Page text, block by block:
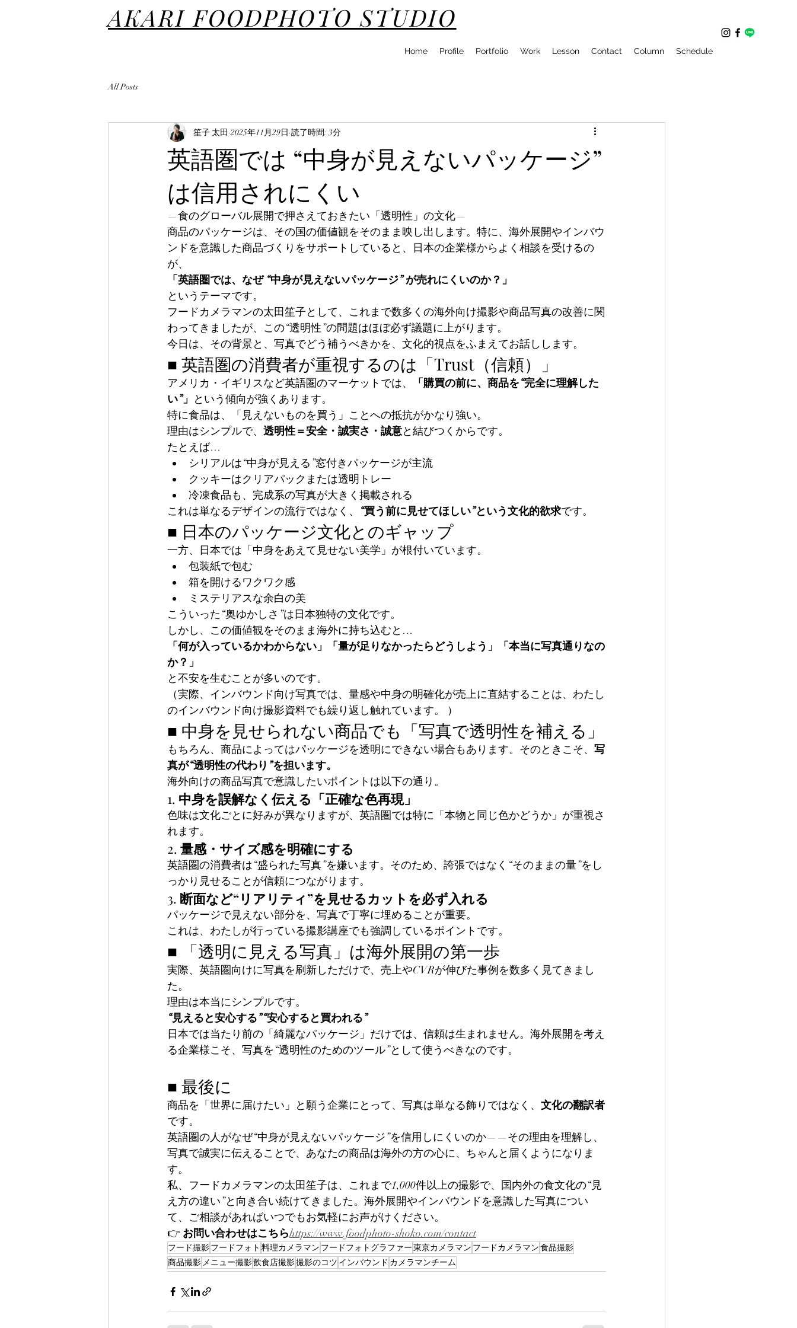
AKARI FOODPHOTO STUDIO
Home Profile Portfolio Work Lesson Contact Column Schedule
All Posts
英語圏では “中身が見えないパッケージ”
は信用されにくい
笙子 太田 2025年11月29日 読了時間: 3分
—食のグローバル展開で押さえておきたい「透明性」の文化—
商品のパッケージは、その国の価値観をそのまま映し出します。特に、海外展開やインバウ
ンドを意識した商品づくりをサポートしていると、日本の企業様からよく相談を受けるの
が、
「英語圏では、なぜ “中身が見えないパッケージ” が売れにくいのか？」
というテーマです。
フードカメラマンの太田笙子として、これまで数多くの海外向け撮影や商品写真の改善に関
わってきましたが、この“透明性”の問題はほぼ必ず議題に上がります。
今日は、その背景と、写真でどう補うべきかを、文化的視点をふまえてお話しします。
■ 英語圏の消費者が重視するのは「Trust（信頼）」
アメリカ・イギリスなど英語圏のマーケットでは、
「購買の前に、商品を“完全に理解した
い”」 という傾向が強くあります。
特に食品は、「見えないものを買う」ことへの抵抗がかなり強い。
理由はシンプルで、 透明性＝安全・誠実さ・誠意と結びつくからです。
たとえば…
シリアルは“中身が見える”窓付きパッケージが主流
クッキーはクリアパックまたは透明トレー
冷凍食品も、完成系の写真が大きく掲載される
これは単なるデザインの流行ではなく、
“買う前に見せてほしい”という文化的欲求です。
■ 日本のパッケージ文化とのギャップ
一方、日本では「中身をあえて見せない美学」が根付いています。
包装紙で包む
箱を開けるワクワク感
ミステリアスな余白の美
こういった“奥ゆかしさ”は日本独特の文化です。
しかし、この価値観をそのまま海外に持ち込むと…
「何が入っているかわからない」「量が足りなかったらどうしよう」「本当に写真通りなの
か？」
と不安を生むことが多いのです。
（実際、インバウンド向け写真では、量感や中身の明確化が売上に直結することは、わたし
のインバウンド向け撮影資料でも繰り返し触れています。 ）
■ 中身を見せられない商品でも「写真で透明性を補える」
もちろん、商品によってはパッケージを透明にできない場合もあります。そのときこそ、 写
真が“透明性の代わり”を担います。
海外向けの商品写真で意識したいポイントは以下の通り。
1. 中身を誤解なく伝える「正確な色再現」
色味は文化ごとに好みが異なりますが、英語圏では特に「本物と同じ色かどうか」が重視さ
れます。
2. 量感・サイズ感を明確にする
英語圏の消費者は“盛られた写真”を嫌います。そのため、誇張ではなく“そのままの量”をし
っかり見せることが信頼につながります。
3. 断面など“リアリティ”を見せるカットを必ず入れる
パッケージで見えない部分を、写真で丁寧に埋めることが重要。
これは、わたしが行っている撮影講座でも強調しているポイントです。
■ 「透明に見える写真」は海外展開の第一歩
実際、英語圏向けに写真を刷新しただけで、売上やCVRが伸びた事例を数多く見てきまし
た。
理由は本当にシンプルです。
“見えると安心する”“安心すると買われる”
日本では当たり前の「綺麗なパッケージ」だけでは、信頼は生まれません。海外展開を考え
る企業様こそ、写真を“透明性のためのツール”として使うべきなのです。
■ 最後に
商品を「世界に届けたい」と願う企業にとって、写真は単なる飾りではなく、 文化の翻訳者
です。
英語圏の人がなぜ“中身が見えないパッケージ”を信用しにくいのか——その理由を理解し、
写真で誠実に伝えることで、あなたの商品は海外の方の心に、ちゃんと届くようになりま
す。
私、フードカメラマンの太田笙子は、これまで1,000件以上の撮影で、国内外の食文化の“見
え方の違い”と向き合い続けてきました。海外展開やインバウンドを意識した写真につい
て、ご相談があればいつでもお気軽にお声がけください。
👉 お問い合わせはこちらhttps://www.foodphoto-shoko.com/contact
フード撮影フードフォト 料理カメラマン フードフォトグラファー東京カメラマン フードカメラマン食品撮影
商品撮影 メニュー撮影飲食店撮影撮影のコツ インバウンド カメラマンチーム